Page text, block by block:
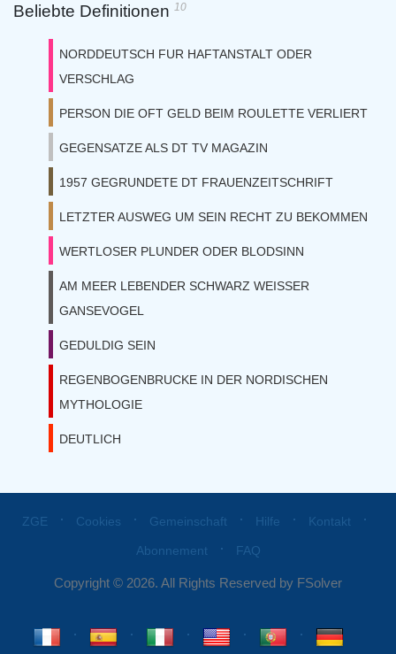
Beliebte Definitionen 10
NORDDEUTSCH FUR HAFTANSTALT ODER
VERSCHLAG
PERSON DIE OFT GELD BEIM ROULETTE VERLIERT
GEGENSATZE ALS DT TV MAGAZIN
1957 GEGRUNDETE DT FRAUENZEITSCHRIFT
LETZTER AUSWEG UM SEIN RECHT ZU BEKOMMEN
WERTLOSER PLUNDER ODER BLODSINN
AM MEER LEBENDER SCHWARZ WEISSER
GANSEVOGEL
GEDULDIG SEIN
REGENBOGENBRUCKE IN DER NORDISCHEN
MYTHOLOGIE
DEUTLICH
ZGE ⋅ Cookies ⋅ Gemeinschaft ⋅ Hilfe ⋅ Kontakt ⋅
Abonnement ⋅ FAQ
Copyright © 2026. All Rights Reserved by FSolver
⋅ ⋅ ⋅ ⋅ ⋅